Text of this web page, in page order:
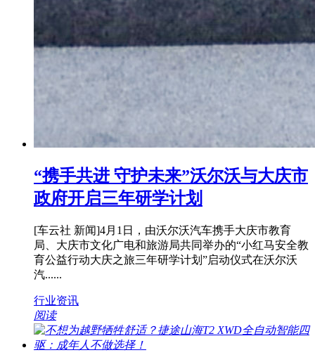
“携手共进 守护未来”沃尔沃与大庆市
政府开启三年研学计划
[车云社 新闻]4月1日，由沃尔沃汽车携手大庆市教育
局、大庆市文化广电和旅游局共同举办的“小红马安全教
育公益行动大庆之旅三年研学计划”启动仪式在沃尔沃
汽......
行业资讯
阅读